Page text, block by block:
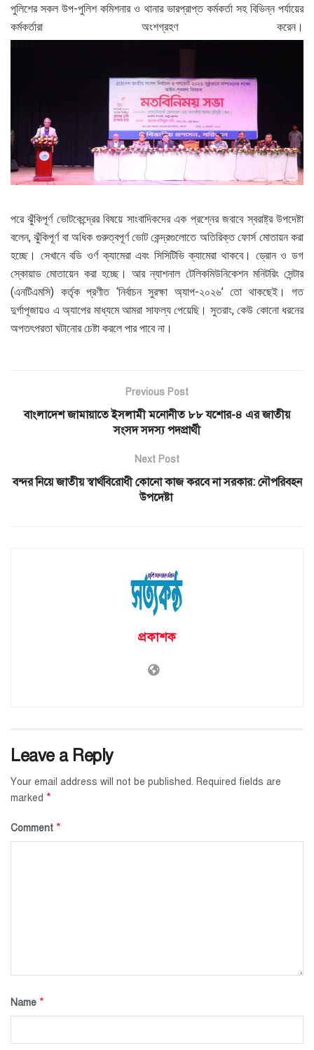
পুলিশের সকল উপ-পুলিশ কমিশনার ও থানার ভারপ্রাপ্ত কর্মকর্তা সহ বিভিন্ন পর্যায়ের
কর্মকর্তারা অংশগ্রহণ করেন।
পরে ঝুঁকিপূর্ণ ভোটকেন্দ্রের বিষয়ে সাংবাদিকদের এক প্রশ্নের জবাবে স্বরাষ্ট্র উপদেষ্টা
বলেন, ঝুঁকিপূর্ণ বা অধিক গুরুত্বপূর্ণ ভোট কেন্দ্রগুলোতে অতিরিক্ত ফোর্স মোতায়ন করা
হচ্ছে। সেখানে বডি ওর্ণ ক্যামেরা এবং সিসিটিভি ক্যামেরা থাকবে। ড্রোন ও ডগ
স্কোয়াড মোতায়েন করা হচ্ছে। আর ন্যাশনাল টেলিকমিউনিকেশন মনিটরিং সেন্টার
(এনটিএমসি) কর্তৃক প্রণীত ‘নির্বাচন সুরক্ষা অ্যাপ-২০২৬’ তো থাকছেই। গত
দুর্গাপূজায়ও এ অ্যাপের মাধ্যমে আমরা সাফল্য পেয়েছি। সুতরাং, কেউ কোনো ধরনের
অপতৎপরতা ঘটানোর চেষ্টা করলে পার পাবে না।
Previous Post
বাংলাদেশ জামায়াতে ইসলামী মনোনীত ৮৮ যশোর-৪ এর জাতীয়
সংসদ সদস্য পদপ্রার্থী
Next Post
বন্দর নিয়ে জাতীয় স্বার্থবিরোধী কোনো কাজ করবে না সরকার: নৌপরিবহন
উপদেষ্টা
প্রকাশক
Leave a Reply
Your email address will not be published. Required fields are
marked *
Comment *
Name *